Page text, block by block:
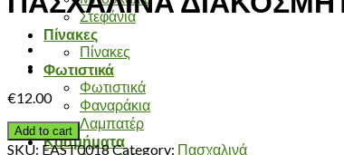
Στεφάνια
Πίνακες
Πίνακες
Φωτιστικά
Φωτιστικά
Φαναράκια
Λαμπατέρ
Κοσμήματα
€12.00
Add to cart
SKU: EAST0018Category: Πασχαλινά